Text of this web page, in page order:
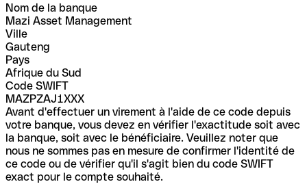
Nom de la banque
Mazi Asset Management
Ville
Gauteng
Pays
Afrique du Sud
Code SWIFT
MAZPZAJ1XXX
Avant d'effectuer un virement à l'aide de ce code depuis
votre banque, vous devez en vérifier l'exactitude soit avec
la banque, soit avec le bénéficiaire. Veuillez noter que
nous ne sommes pas en mesure de confirmer l'identité de
ce code ou de vérifier qu'il s'agit bien du code SWIFT
exact pour le compte souhaité.